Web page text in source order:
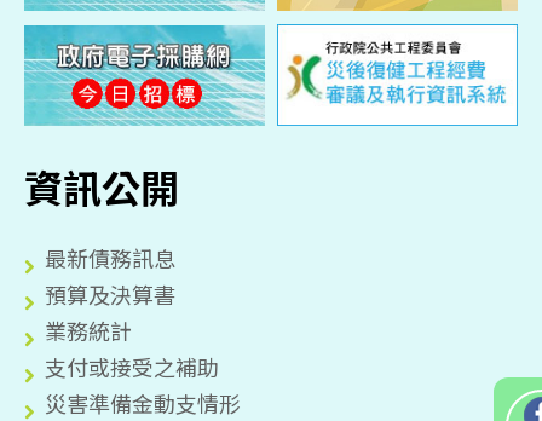
資訊公開
最新債務訊息
預算及決算書
業務統計
支付或接受之補助
災害準備金動支情形